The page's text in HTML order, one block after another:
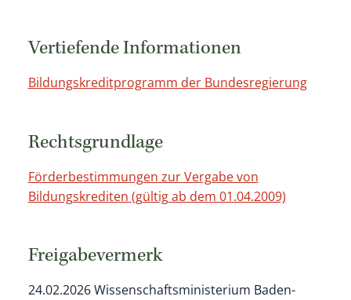
Vertiefende Informationen
Bildungskreditprogramm der Bundesregierung
Rechtsgrundlage
Förderbestimmungen zur Vergabe von
Bildungskrediten (gültig ab dem 01.04.2009)
Freigabevermerk
24.02.2026 Wissenschaftsministerium Baden-